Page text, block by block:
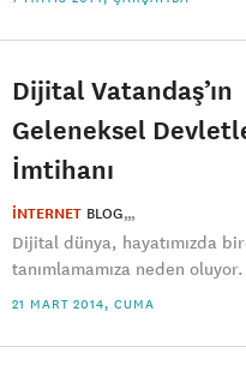
Dijital Vatandaş’ın
Geleneksel
İmtihanı
İNTERNET BLOG
Dijital dünya, hayatımızda
tanımlamamıza neden
21 MART 2014, CUMA